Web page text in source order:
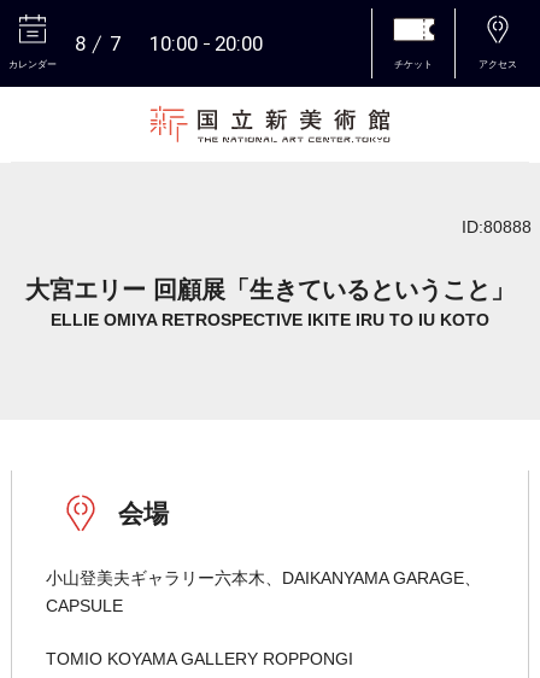
カレンダー
8 7 10:00 20:00
チケット アクセス
ID:80888
大宮エリー 回顧展「生きているということ」
ELLIE OMIYA RETROSPECTIVE IKITE IRU TO IU KOTO
会場
小山登美夫ギャラリー六本木、DAIKANYAMA GARAGE、
CAPSULE
TOMIO KOYAMA GALLERY ROPPONGI